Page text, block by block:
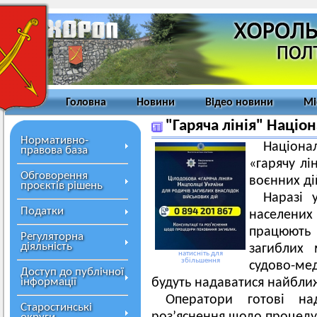
Головна Новини Відео новини
Нормативно-
правова база
Обговорення
проєктів рішень
Податки
Регуляторна
діяльність
Доступ до публічної
інформації
Старостинські
"Гаряча лінія"
натисніть для
збільшення
«гарячу
воєнних
Наразі
загиблих
судово-
будуть надаватися
Оператори готові